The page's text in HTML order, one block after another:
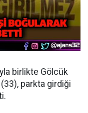
birlikte Gölcük
parkta girdiği